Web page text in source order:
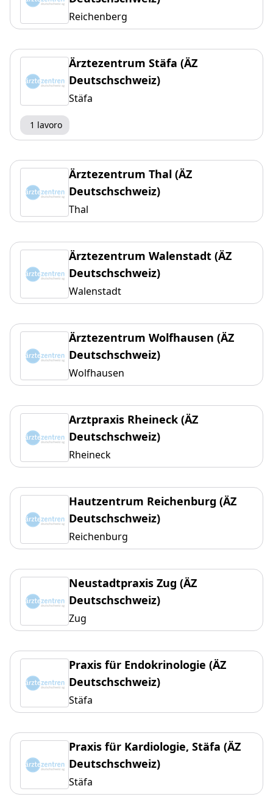
Reichenberg
Ärztezentrum Stäfa (ÄZ
Deutschschweiz)
Stäfa
1 lavoro
Ärztezentrum Thal (ÄZ
Deutschschweiz)
Thal
Ärztezentrum Walenstadt (ÄZ
Deutschschweiz)
Walenstadt
Ärztezentrum Wolfhausen (ÄZ
Deutschschweiz)
Wolfhausen
Arztpraxis Rheineck (ÄZ
Deutschschweiz)
Rheineck
Hautzentrum Reichenburg (ÄZ
Deutschschweiz)
Reichenburg
Neustadtpraxis Zug (ÄZ
Deutschschweiz)
Zug
Praxis für Endokrinologie (ÄZ
Deutschschweiz)
Stäfa
Praxis für Kardiologie, Stäfa (ÄZ
Deutschschweiz)
Stäfa